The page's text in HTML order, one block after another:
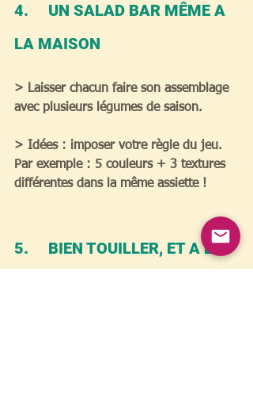
4.     UN SALAD BAR MÊME A
LA MAISON
> Laisser chacun faire son assemblage
avec plusieurs légumes de saison.
> Idées : imposer votre règle du jeu.
Par exemple : 5 couleurs + 3 textures
différentes dans la même assiette !
5.     BIEN TOUILLER, ET A LA